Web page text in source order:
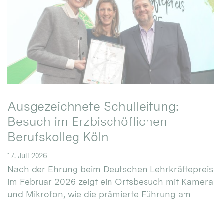
Ausgezeichnete Schulleitung:
Besuch im Erzbischöflichen
Berufskolleg Köln
17. Juli 2026
Nach der Ehrung beim Deutschen Lehrkräftepreis
im Februar 2026 zeigt ein Ortsbesuch mit Kamera
und Mikrofon, wie die prämierte Führung am